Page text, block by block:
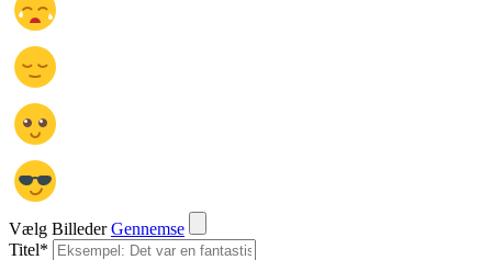
Vælg Billeder Gennemse
Titel*